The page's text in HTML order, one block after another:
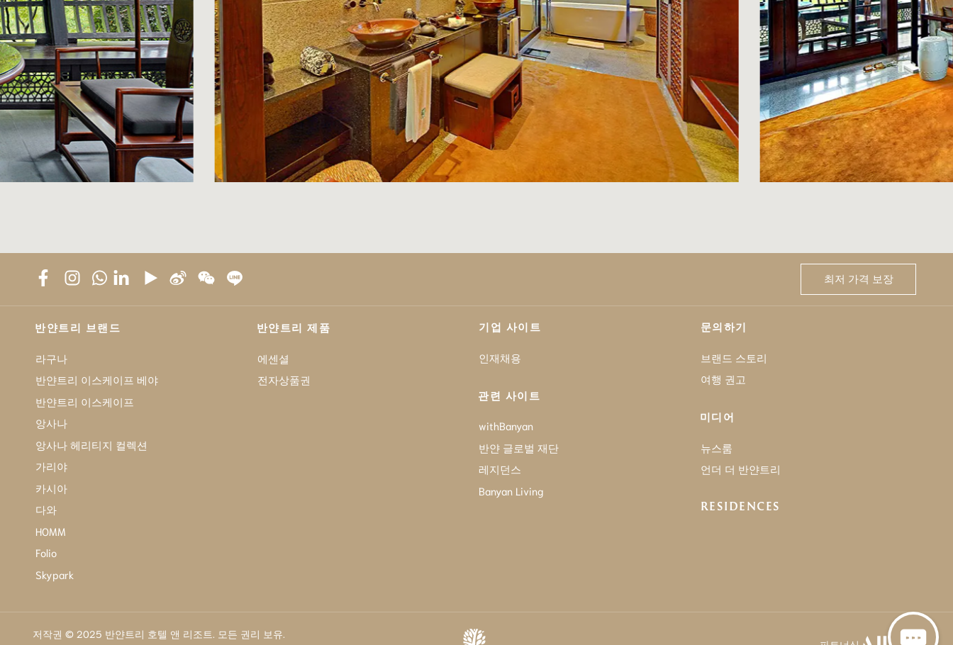
최저 가격 보장
반얀트리 브랜드
라구나
반얀트리 이스케이프 베야
반얀트리 이스케이프
앙사나
앙사나 헤리티지 컬렉션
가리야
카시아
다와
HOMM
Folio
Skypark
반얀트리 제품
에센셜
전자상품권
기업 사이트
인재채용
관련 사이트
withBanyan
반얀 글로벌 재단
레지던스
Banyan Living
문의하기
브랜드 스토리
여행 권고
미디어
뉴스룸
언더 더 반얀트리
RESIDENCES
저작권 © 2025 반얀트리 호텔 앤 리조트. 모든 권리 보유.